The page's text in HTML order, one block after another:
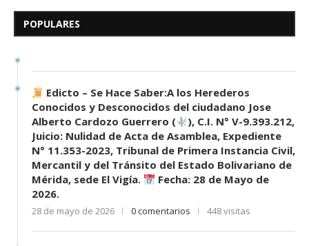
POPULARESDesconocidos del...
Edicto – Se Hace Saber:A los Herederos
Conocidos y Desconocidos del ciudadano Jose
Alberto Cardozo Guerrero (
), C.I. N° V-9.393.212,
Juicio: Nulidad de Acta de Asamblea, Expediente
N° 11.353-2023, Tribunal de Primera Instancia Civil,
Mercantil y del Tránsito del Estado Bolivariano de
Mérida, sede El Vigía.
Fecha: 28 de Mayo de
2026.
28 de mayo de 2026 0 comentarios 448 visitas